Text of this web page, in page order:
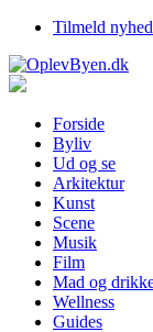
Tilmeld
Forside
Byliv
Ud og se
Arkitektur
Kunst
Scene
Musik
Film
Mad og
Wellness
Guides